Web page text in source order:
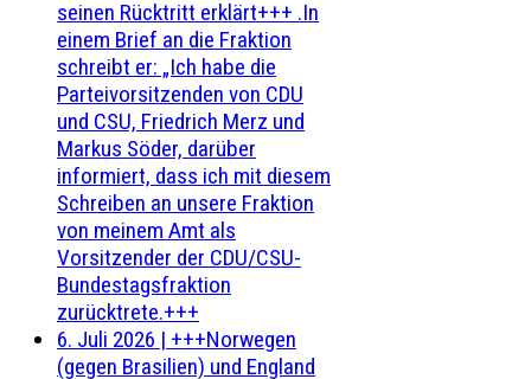
seinen Rücktritt erklärt+++ .In
einem Brief an die Fraktion
schreibt er: „Ich habe die
Parteivorsitzenden von CDU
und CSU, Friedrich Merz und
Markus Söder, darüber
informiert, dass ich mit diesem
Schreiben an unsere Fraktion
von meinem Amt als
Vorsitzender der CDU/CSU-
Bundestagsfraktion
zurücktrete.+++
6. Juli 2026 | +++Norwegen
(gegen Brasilien) und England